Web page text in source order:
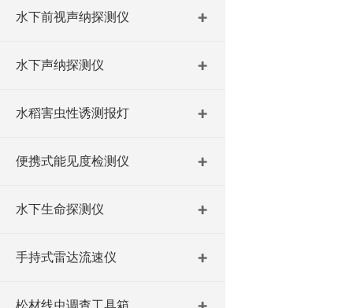
水下前视声纳探测仪
水下声纳探测仪
水稻害虫性诱测报灯
便携式能见度检测仪
水下生命探测仪
手持式雷达流速仪
松材线虫调查工具箱